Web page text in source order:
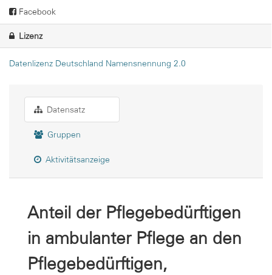
Facebook
Lizenz
Datenlizenz Deutschland Namensnennung 2.0
Datensatz
Gruppen
Aktivitätsanzeige
Anteil der Pflegebedürftigen
in ambulanter Pflege an den
Pflegebedürftigen,